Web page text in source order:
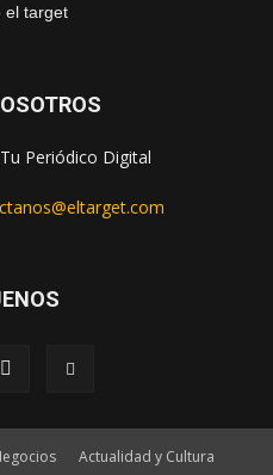
Periódico Digital
Actualidad y Cultura